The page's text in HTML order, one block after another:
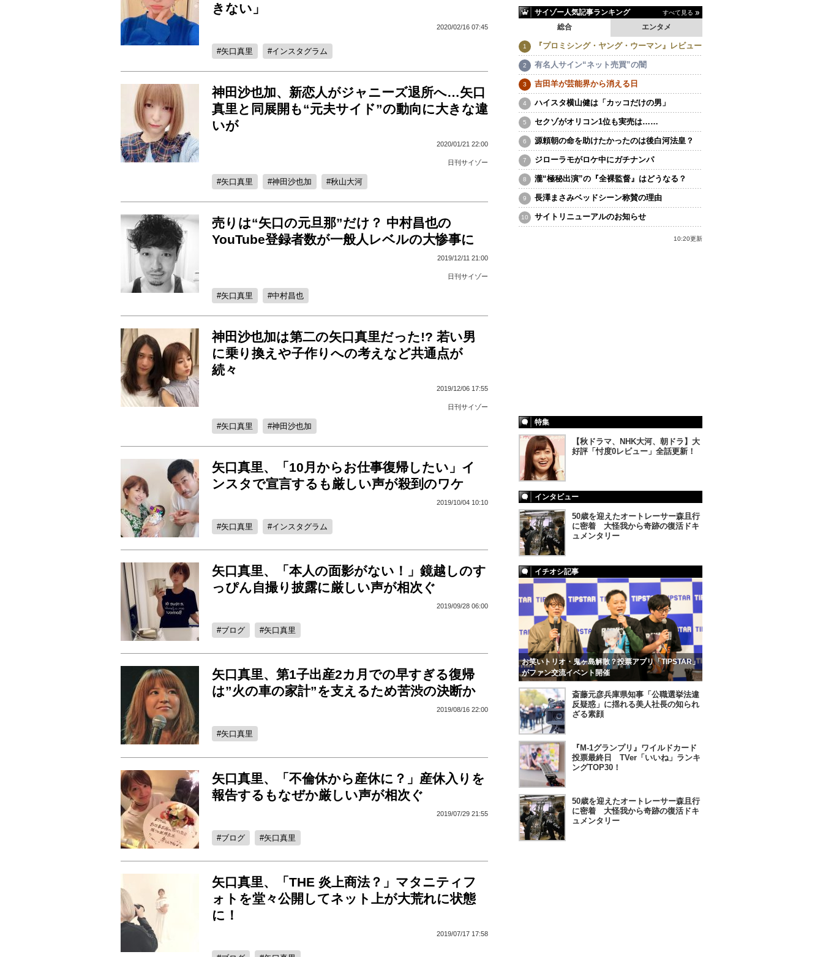
きない」
2020/02/16 07:45
矢口真里 インスタグラム
神田沙也加、新恋人がジャニーズ退所へ…矢口
真里と同展開も“元夫サイド”の動向に大きな違
いが
2020/01/21 22:00
日刊サイゾー
矢口真里 神田沙也加 秋山大河
売りは“矢口の元旦那”だけ？ 中村昌也の
YouTube登録者数が一般人レベルの大惨事に
2019/12/11 21:00
日刊サイゾー
矢口真里 中村昌也
神田沙也加は第二の矢口真里だった!? 若い男
に乗り換えや子作りへの考えなど共通点が
続々
2019/12/06 17:55
日刊サイゾー
矢口真里 神田沙也加
矢口真里、「10月からお仕事復帰したい」イ
ンスタで宣言するも厳しい声が殺到のワケ
2019/10/04 10:10
矢口真里 インスタグラム
矢口真里、「本人の面影がない！」鏡越しのす
っぴん自撮り披露に厳しい声が相次ぐ
2019/09/28 06:00
ブログ 矢口真里
矢口真里、第1子出産2カ月での早すぎる復帰
は”火の車の家計”を支えるため苦渋の決断か
2019/08/16 22:00
矢口真里
矢口真里、「不倫休から産休に？」産休入りを
報告するもなぜか厳しい声が相次ぐ
2019/07/29 21:55
ブログ 矢口真里
矢口真里、「THE 炎上商法？」マタニティフ
ォトを堂々公開してネット上が大荒れに状態
に！
2019/07/17 17:58
サイゾー人気記事ランキング すべて見る
エンタメ
総合
『プロミシング・ヤング・ウーマン』レビュー
有名人サイン“ネット売買”の闇
吉田羊が芸能界から消える日
ハイスタ横山健は「カッコだけの男」
セクゾがオリコン1位も実売は……
源頼朝の命を助けたかったのは後白河法皇？
ジローラモがロケ中にガチナンパ
瀧“極秘出演”の『全裸監督』はどうなる？
長澤まさみベッドシーン称賛の理由
サイトリニューアルのお知らせ
10:20更新
特集
【秋ドラマ、NHK大河、朝ドラ】大
好評「忖度0レビュー」全話更新！
インタビュー
50歳を迎えたオートレーサー森且行
に密着 大怪我から奇跡の復活ドキ
ュメンタリー
イチオシ記事
お笑いトリオ・鬼ヶ島解散？投票アプリ「TIPSTAR」
がファン交流イベント開催
斎藤元彦兵庫県知事「公職選挙法違
反疑惑」に揺れる美人社長の知られ
ざる素顔
『M-1グランプリ』ワイルドカード
投票最終日 TVer「いいね」ランキ
ングTOP30！
50歳を迎えたオートレーサー森且行
に密着 大怪我から奇跡の復活ドキ
ュメンタリー